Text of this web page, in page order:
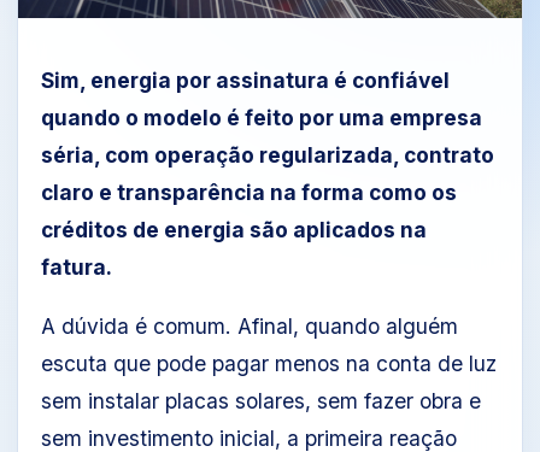
Sim, energia por assinatura é confiável
quando o modelo é feito por uma empresa
séria, com operação regularizada, contrato
claro e transparência na forma como os
créditos de energia são aplicados na
fatura.
A dúvida é comum. Afinal, quando alguém
escuta que pode pagar menos na conta de luz
sem instalar placas solares, sem fazer obra e
sem investimento inicial, a primeira reação